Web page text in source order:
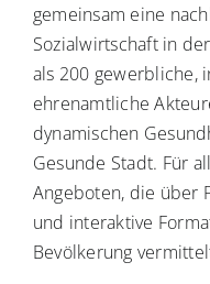
gemeinsam eine
Sozialwirtschaft in
als 200 gewerbliche,
ehrenamtliche
dynamischen
Gesunde Stadt. Für
Angeboten, die über
und interaktive
Bevölkerung